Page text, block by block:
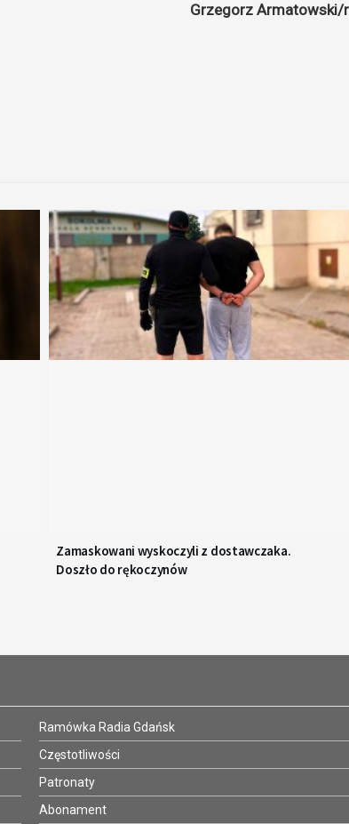
Grzegorz Armatowski/
Zamaskowani wyskoczyli z dostawczaka.
Doszło do rękoczynów
Ramówka Radia Gdańsk
Częstotliwości
Patronaty
Abonament